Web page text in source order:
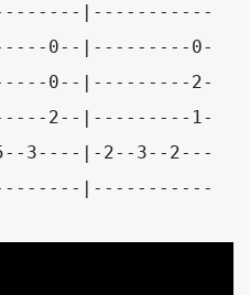
|-----------
0--|---------0-
0--|---------2-
2--|---------1-
3----|-2--3--2---
|-----------